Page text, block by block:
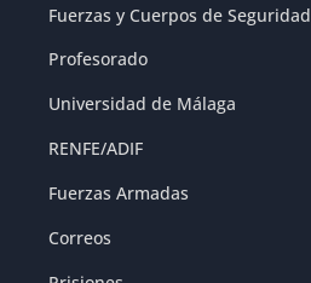
Fuerzas y Cuerpos de Seguridad
Profesorado
Universidad de Málaga
RENFE/ADIF
Fuerzas Armadas
Correos